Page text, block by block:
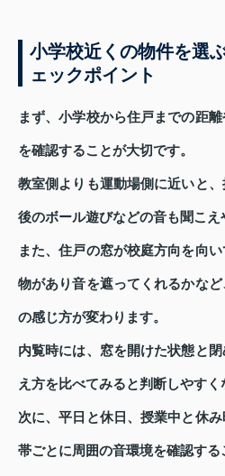
小学校近くの物件を選
ェックポイント
まず、小学校から住戸までの距
を確認することが大切です。
教室側よりも運動場側に近いと
後のボール遊びなどの音も聞こえ
また、住戸の窓が校庭方向を向
物があり音を遮ってくれるかな
の感じ方が変わります。
内覧時には、窓を開けた状態と
え方を比べてみると判断しやすく
次に、平日と休日、授業中と休
帯ごとに周囲の音環境を確認する